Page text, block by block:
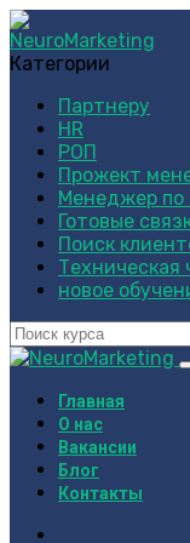
Категории
Партнеру
HR
РОП
Прожект
Менеджер по
Готовые
Поиск
Техническая
новое
Главная
О нас
Вакансии
Блог
Контакты